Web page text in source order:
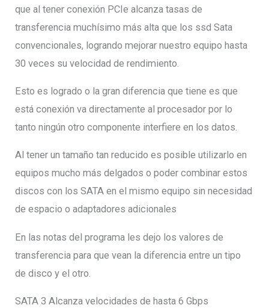
que al tener conexión PCIe alcanza tasas de
transferencia muchísimo más alta que los ssd Sata
convencionales, logrando mejorar nuestro equipo hasta
30 veces su velocidad de rendimiento.
Esto es logrado o la gran diferencia que tiene es que
está conexión va directamente al procesador por lo
tanto ningún otro componente interfiere en los datos.
Al tener un tamaño tan reducido es posible utilizarlo en
equipos mucho más delgados o poder combinar estos
discos con los SATA en el mismo equipo sin necesidad
de espacio o adaptadores adicionales
En las notas del programa les dejo los valores de
transferencia para que vean la diferencia entre un tipo
de disco y el otro.
SATA 3 Alcanza velocidades de hasta 6 Gbps